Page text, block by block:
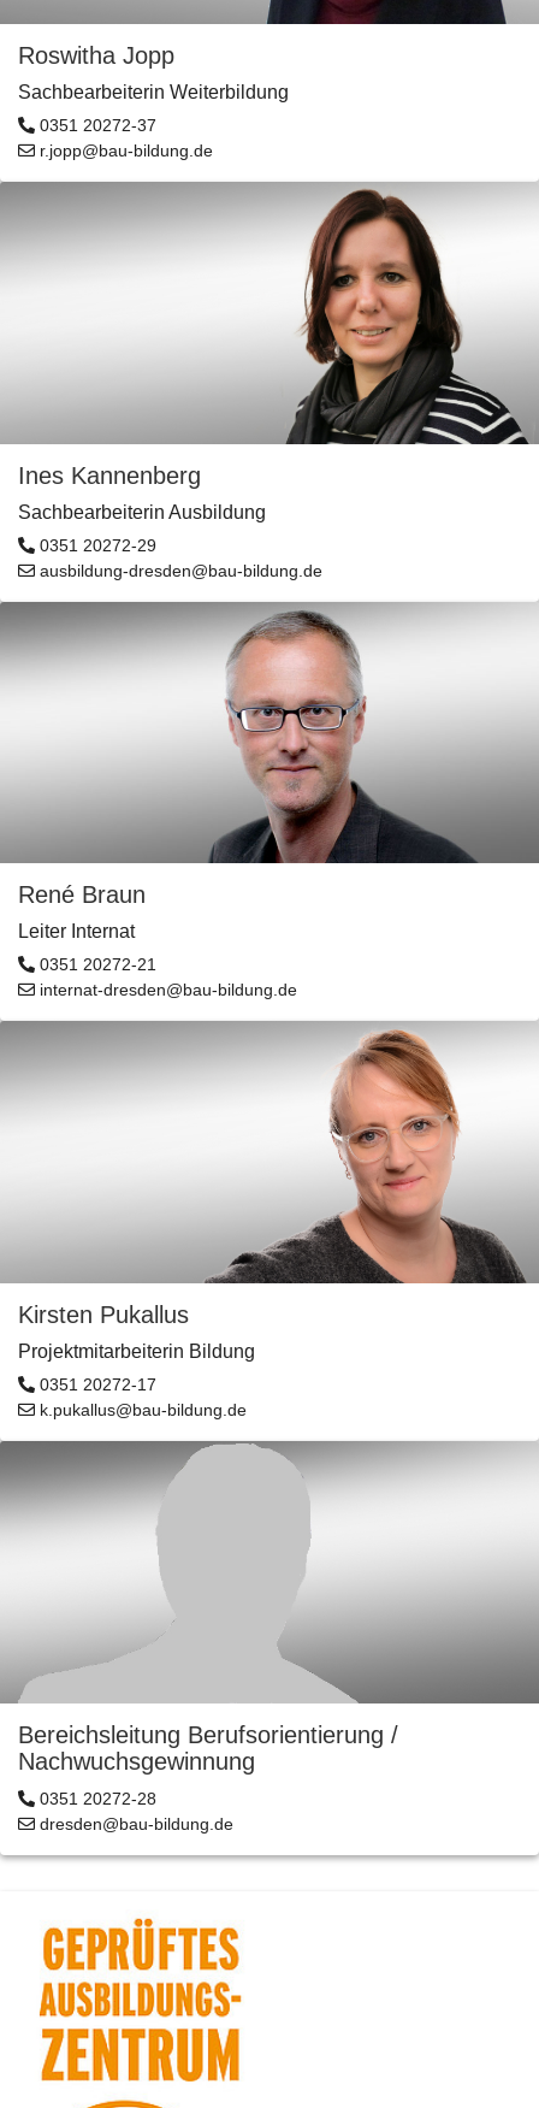
Roswitha Jopp
Sachbearbeiterin Weiterbildung
0351 20272-37
r.jopp@bau-bildung.de
Ines Kannenberg
Sachbearbeiterin Ausbildung
0351 20272-29
ausbildung-dresden@bau-bildung.de
René Braun
Leiter Internat
0351 20272-21
internat-dresden@bau-bildung.de
Kirsten Pukallus
Projektmitarbeiterin Bildung
0351 20272-17
k.pukallus@bau-bildung.de
Bereichsleitung Berufsorientierung /
Nachwuchsgewinnung
0351 20272-28
dresden@bau-bildung.de